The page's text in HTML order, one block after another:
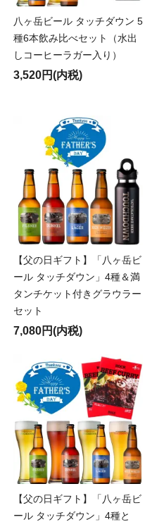
八ヶ岳ビール タッチダウン 5
種6本飲み比べセット（水出
しコーヒーラガー入り）
3,520円(内税)
【父の日ギフト】「八ヶ岳ビ
ール タッチダウン」4種＆満
タンチケット付きグラウラー
セット
7,080円(内税)
【父の日ギフト】「八ヶ岳ビ
ール タッチダウン」4種と